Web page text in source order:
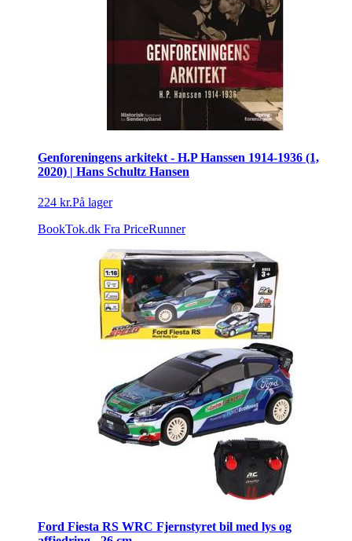
Genforeningens arkitekt - H.P Hanssen 1914-1936 (1,
2020) | Hans Schultz Hansen
224 kr.På lager
BookTok.dk Fra PriceRunner
Ford Fiesta RS WRC Fjernstyret bil med lys og